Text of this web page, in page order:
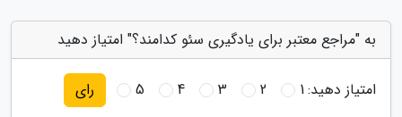
به "مراجع معتبر برای یادگیری سئو کدامند؟" امتیاز دهید
امتیاز دهید:1
2
3
4
5 رای